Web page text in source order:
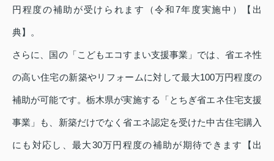
円程度の補助が受けられます（令和7年度実施中）【出
典】。
さらに、国の「こどもエコすまい支援事業」では、省エネ性
の高い住宅の新築やリフォームに対して最大100万円程度の
補助が可能です。栃木県が実施する「とちぎ省エネ住宅支援
事業」も、新築だけでなく省エネ認定を受けた中古住宅購入
にも対応し、最大30万円程度の補助が期待できます【出